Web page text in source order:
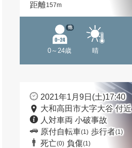
距離157m
0～24歳
他
晴
2021年1月9日(土)17:40
大和高田市大字大谷 付近
人対車両 小破事故
原付自転車(1) 歩行者(1)
死亡(0) 負傷(1)